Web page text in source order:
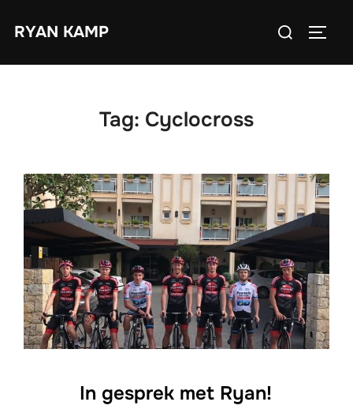
naarRYAN KAMP
Zoek
Tag: Cyclocross
In gesprek met Ryan!